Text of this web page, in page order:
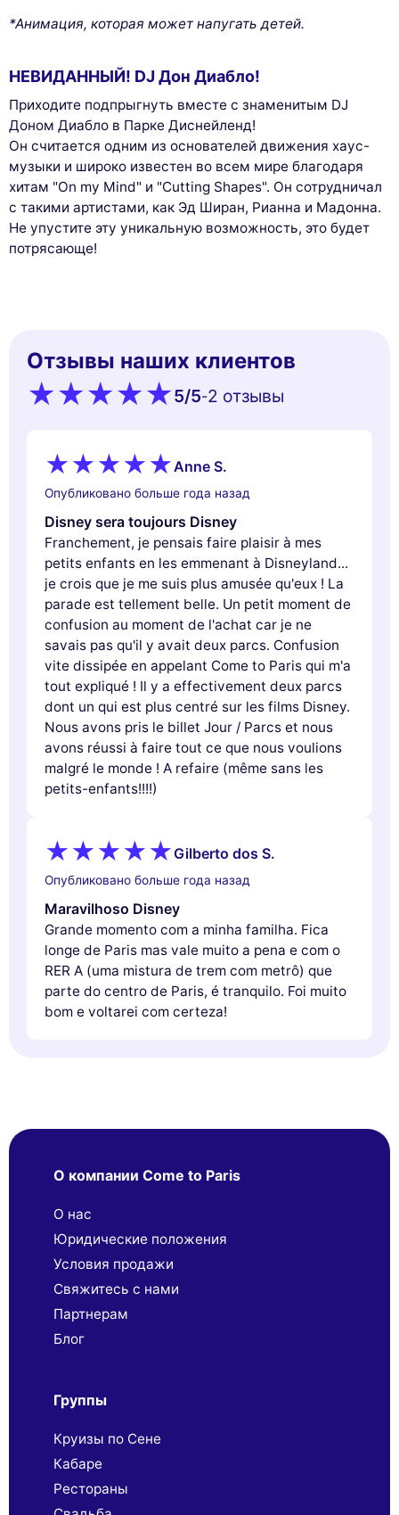
*Анимация, которая может напугать детей.
НЕВИДАННЫЙ! DJ Дон Диабло!
Приходите подпрыгнуть вместе с знаменитым DJ
Доном Диабло в Парке Диснейленд!
Он считается одним из основателей движения хаус-
музыки и широко известен во всем мире благодаря
хитам "On my Mind" и "Cutting Shapes". Он сотрудничал
с такими артистами, как Эд Ширан, Рианна и Мадонна.
Не упустите эту уникальную возможность, это будет
потрясающе!
Отзывы наших клиентов
5/5-2 oтзывы
Anne S.
Опубликовано больше года назад
Disney sera toujours Disney
Franchement, je pensais faire plaisir à mes
petits enfants en les emmenant à Disneyland...
je crois que je me suis plus amusée qu'eux ! La
parade est tellement belle. Un petit moment de
confusion au moment de l'achat car je ne
savais pas qu'il y avait deux parcs. Confusion
vite dissipée en appelant Come to Paris qui m'a
tout expliqué ! Il y a effectivement deux parcs
dont un qui est plus centré sur les films Disney.
Nous avons pris le billet Jour / Parcs et nous
avons réussi à faire tout ce que nous voulions
malgré le monde ! A refaire (même sans les
petits-enfants!!!!)
Gilberto dos S.
Опубликовано больше года назад
Maravilhoso Disney
Grande momento com a minha familha. Fica
longe de Paris mas vale muito a pena e com o
RER A (uma mistura de trem com metrô) que
parte do centro de Paris, é tranquilo. Foi muito
bom e voltarei com certeza!
О компании Come to Paris
О нас
Юридические положения
Условия продажи
Свяжитесь с нами
Партнерaм
Блог
Группы
Круизы по Сене
Кабаре
Рестораны